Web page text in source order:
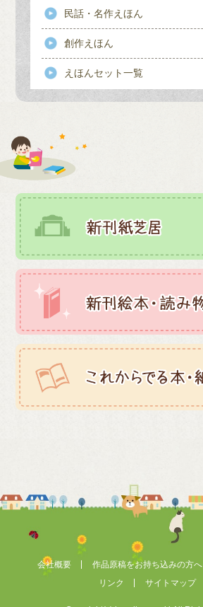
民話・名作えほん
創作えほん
えほんセット一覧
会社概要 作品原稿をお持ち込みの方へ
リンク
サイトマップ